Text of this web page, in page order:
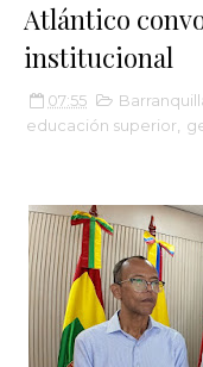
Atlántico
institucional
07:55
educación superior